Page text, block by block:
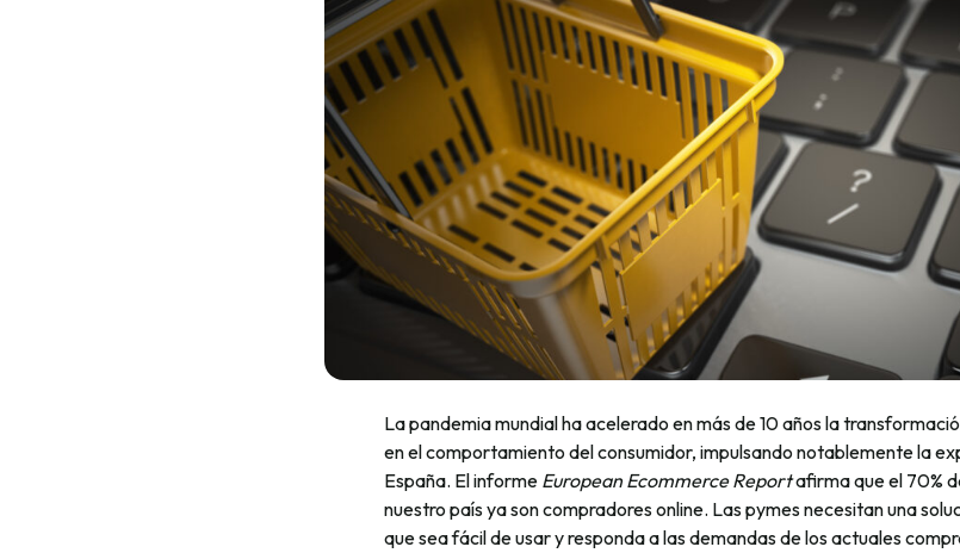
La pandemia mundial ha acelerado en más de 10 años la
en el comportamiento del consumidor, impulsando notablemente la
España. El informe European Ecommerce Reportafirma que el 70%
nuestro país ya son compradores online. Las pymes necesitan una
que sea fácil de usar y responda a las demandas de los actuales